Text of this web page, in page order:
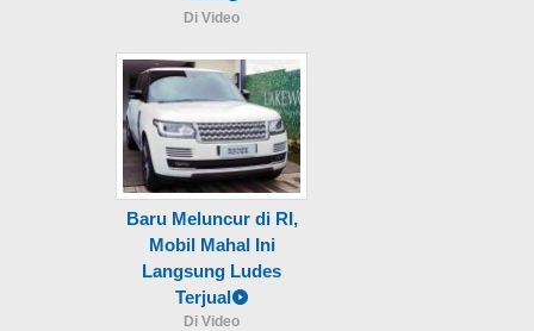
Di Video
Baru Meluncur di RI,
Mobil Mahal Ini
Langsung Ludes
Terjual
Di Video